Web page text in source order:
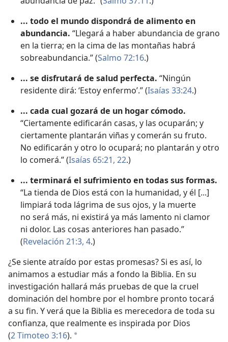
... todo el mundo dispondrá de alimento en
abundancia. “Llegará a haber abundancia de grano
en la tierra; en la cima de las montañas habrá
sobreabundancia.” (Salmo 72:16.)
... se disfrutará de salud perfecta. “Ningún
residente dirá: ‘Estoy enfermo’.” (Isaías 33:24.)
... cada cual gozará de un hogar cómodo.
“Ciertamente edificarán casas, y las ocuparán; y
ciertamente plantarán viñas y comerán su fruto.
No edificarán y otro lo ocupará; no plantarán y otro
lo comerá.” (Isaías 65:21, 22.)
... terminará el sufrimiento en todas sus formas.
“La tienda de Dios está con la humanidad, y él [...]
limpiará toda lágrima de sus ojos, y la muerte
no será más, ni existirá ya más lamento ni clamor
ni dolor. Las cosas anteriores han pasado.”
(Revelación 21:3, 4.)
¿Se siente atraído por estas promesas? Si es así, lo
animamos a estudiar más a fondo la Biblia. En su
investigación hallará más pruebas de que la cruel
dominación del hombre por el hombre pronto tocará
a su fin. Y verá que la Biblia es merecedora de toda su
confianza, que realmente es inspirada por Dios
(2 Timoteo 3:16). *